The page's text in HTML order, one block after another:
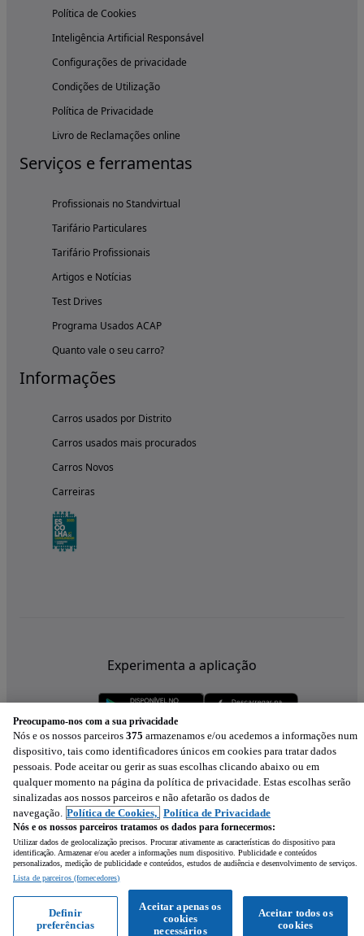
Ligar WhatsApp
Política de Cookies
Inteligência Artificial Responsável
Configurações de privacidade
Condições de Utilização
Política de Privacidade
Livro de Reclamações online
Serviços e ferramentas
Profissionais no Standvirtual
Tarifário Particulares
Tarifário Profissionais
Artigos e Notícias
Test Drives
Programa Usados ACAP
Quanto vale o seu carro?
Informações
Carros usados por Distrito
Carros usados mais procurados
Carros Novos
Carreiras
Experimenta a aplicação
Preocupamo-nos com a sua privacidade
Nós e os nossos parceiros 375 armazenamos e/ou acedemos a informações num
dispositivo, tais como identificadores únicos em cookies para tratar dados
pessoais. Pode aceitar ou gerir as suas escolhas clicando abaixo ou em
qualquer momento na página da política de privacidade. Estas escolhas serão
sinalizadas aos nossos parceiros e não afetarão os dados de
navegação. Política de Cookies, Política de Privacidade
Nós e os nossos parceiros tratamos os dados para fornecermos:
Utilizar dados de geolocalização precisos. Procurar ativamente as características do dispositivo para
identificação. Armazenar e/ou aceder a informações num dispositivo. Publicidade e conteúdos
personalizados, medição de publicidade e conteúdos, estudos de audiência e desenvolvimento de serviços.
Lista de parceiros (fornecedores)
Aceitar todos os
cookies
Aceitar apenas os
cookies
necessários
Definir
preferências